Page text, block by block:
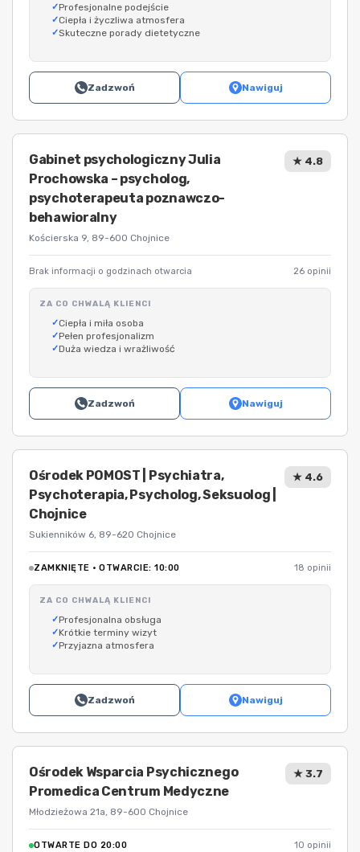
Profesjonalne podejście
Ciepła i życzliwa atmosfera
Skuteczne porady dietetyczne
Zadzwoń Nawiguj
Gabinet psychologiczny Julia
Prochowska – psycholog,
psychoterapeuta poznawczo-
behawioralny
Kościerska 9, 89-600 Chojnice
★ 4.8
Brak informacji o godzinach otwarcia 26 opinii
ZA CO CHWALĄ KLIENCI
Ciepła i miła osoba
Pełen profesjonalizm
Duża wiedza i wrażliwość
Zadzwoń Nawiguj
Ośrodek POMOST | Psychiatra,
Psychoterapia, Psycholog, Seksuolog |
Chojnice
Sukienników 6, 89-620 Chojnice
★ 4.6
ZAMKNIĘTE · OTWARCIE: 10:00 18 opinii
ZA CO CHWALĄ KLIENCI
Profesjonalna obsługa
Krótkie terminy wizyt
Przyjazna atmosfera
Zadzwoń Nawiguj
Ośrodek Wsparcia Psychicznego
Promedica Centrum Medyczne
Młodzieżowa 21a, 89-600 Chojnice
★ 3.7
OTWARTE DO 20:00 10 opinii